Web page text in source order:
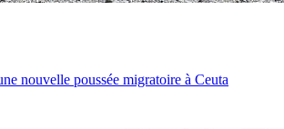
nouvelle poussée migratoire à Ceuta